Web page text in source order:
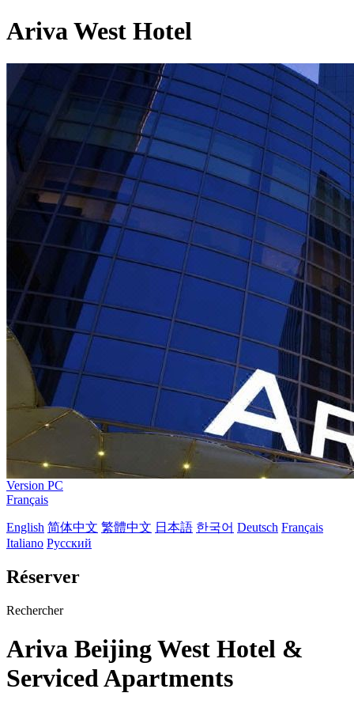
Ariva West Hotel
Version PC
Français
English 简体中文 繁體中文 日本語 한국어 Deutsch Français
Italiano Русский
Réserver
Rechercher
Ariva Beijing West Hotel &
Serviced Apartments